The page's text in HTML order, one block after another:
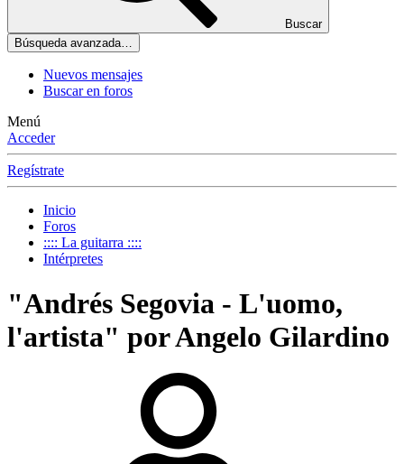
Buscar
Búsqueda avanzada…
Nuevos mensajes
Buscar en foros
Menú
Acceder
Regístrate
Inicio
Foros
:::: La guitarra ::::
Intérpretes
"Andrés Segovia - L'uomo,
l'artista" por Angelo Gilardino